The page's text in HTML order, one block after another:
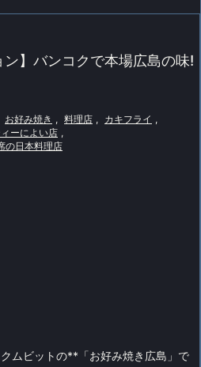
ン】バンコクで本場広島の味!
お好み焼き , 料理店 , カキフライ ,
ーによい店 ,
の日本料理店
ムビットの**「お好み焼き広島」で